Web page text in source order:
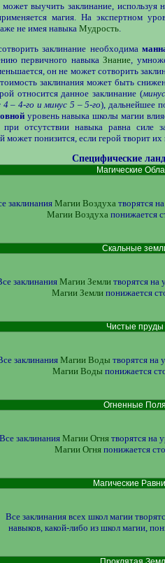
выучить заклинание, используя
магия. На экспертном
не имея навыкаМудрость.
заклинание необходима
первичного навыкаЗнание,
он не может сотворить
заклинания может быть
относится данное заклинание (
4 – 4-го и минус 5 – 5-го), дальнейшее
уровень навыка школы магии
при отсутствии навыка равна силе
может понизится, если герой творит
Специфические
Магические
заклинания Магии Воздуха творятся
Магии Воздуха понижается
Скальные
заклинания Магии Земли творятся на
Магии Земли понижается
Чистые пруды
заклинания Магии Воды творятся на
Магии Воды понижается
Огненные Поля
Все заклинания Магии Огнятворятся на
Магии Огняпонижается
Магические
Все заклинания всех школ магии
навыков, какой-либо из школ магии,